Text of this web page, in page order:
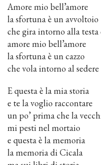
Amore mio bell’amore
la sfortuna è un avvoltoio
che gira intorno alla
amore mio bell’amore
la sfortuna è un cazzo
che vola intorno al
E questa è la mia storia
e te la voglio raccontare
un po’ prima che la
mi pesti nel mortaio
e questa è la memoria
la memoria di Cicala